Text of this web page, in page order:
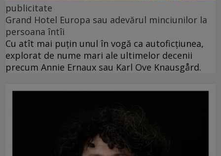
publicitate
Grand Hotel Europa sau adevărul minciunilor la
persoana întîi
Cu atît mai puțin unul în vogă ca autoficțiunea,
explorat de nume mari ale ultimelor decenii
precum Annie Ernaux sau Karl Ove Knausgård.